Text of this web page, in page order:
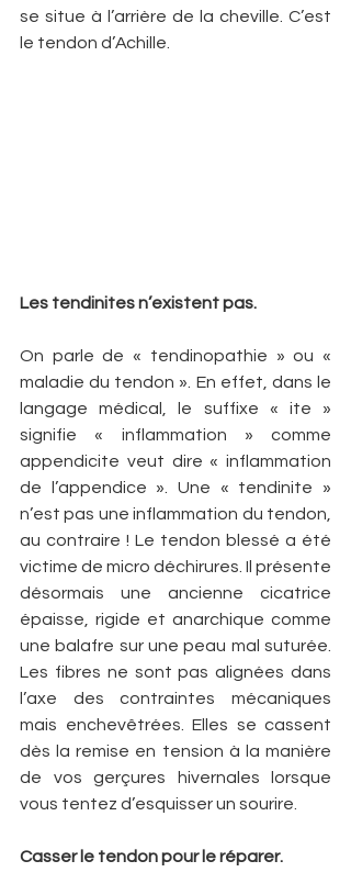
se situe à l’arrière de la cheville. C’est
le tendon d’Achille.
Les tendinites n’existent pas.
On parle de « tendinopathie » ou «
maladie du tendon ». En effet, dans le
langage médical, le suffixe « ite »
signifie « inflammation » comme
appendicite veut dire « inflammation
de l’appendice ». Une « tendinite »
n’est pas une inflammation du tendon,
au contraire ! Le tendon blessé a été
victime de micro déchirures. Il présente
désormais une ancienne cicatrice
épaisse, rigide et anarchique comme
une balafre sur une peau mal suturée.
Les fibres ne sont pas alignées dans
l’axe des contraintes mécaniques
mais enchevêtrées. Elles se cassent
dès la remise en tension à la manière
de vos gerçures hivernales lorsque
vous tentez d’esquisser un sourire.
Casser le tendon pour le réparer.